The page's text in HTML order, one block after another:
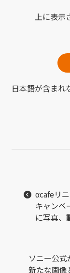
上に表示
日本語が含まれ
αcafeリ
キャンペ
に写真、
ソニー公
新たな画像